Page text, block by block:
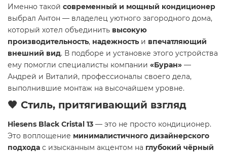
Именно такой современный и мощный кондиционер
выбрал Антон — владелец уютного загородного дома,
который хотел объединить высокую
производительность, надежность и впечатляющий
внешний вид. В подборе и установке этого устройства
ему помогли специалисты компании «Буран» —
Андрей и Виталий, профессионалы своего дела,
выполнившие монтаж на высочайшем уровне.
🖤 Стиль, притягивающий взгляд
Hiesens Black Cristal 13 — это не просто кондиционер.
Это воплощение минималистичного дизайнерского
подхода с изысканным акцентом на глубокий чёрный